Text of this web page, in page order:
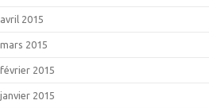
avril 2015
mars 2015
février 2015
janvier 2015